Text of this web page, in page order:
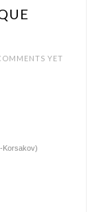
YET
Korsakov)